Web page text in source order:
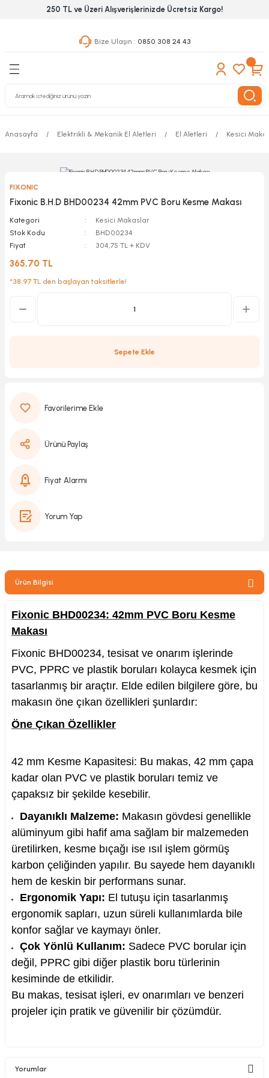
250 TL ve Üzeri Alışverişlerinizde Ücretsiz Kargo!
Bize Ulaşın : 0850 308 24 43
Geri Dön
Ucu
ve Lehim Teli
Geri Dön
& Nalburiye
Grubu
ve Bisiklet
Geri Dön
Anasayfa Elektrikli & Mekanik El Aletleri El Aletleri Kesici
FIXONIC
Fixonic B.H.D BHD00234 42mm PVC Boru Kesme Makası
Kategori
Kesici Makaslar
Stok Kodu
BHD00234
Fiyat
304,75 TL + KDV
365,70 TL
*38,97 TL den başlayan taksitlerle!
Sepete Ekle
Ürünü Paylaş
Fiyat Alarmı
Yorum Yap
Ürün Bilgisi
Fixonic BHD00234: 42mm PVC Boru Kesme
Makası
Fixonic BHD00234, tesisat ve onarım işlerinde
PVC, PPRC ve plastik boruları kolayca kesmek için
tasarlanmış bir araçtır. Elde edilen bilgilere göre, bu
makasın öne çıkan özellikleri şunlardır:
Öne Çıkan Özellikler
42 mm Kesme Kapasitesi: Bu makas, 42 mm çapa
kadar olan PVC ve plastik boruları temiz ve
çapaksız bir şekilde kesebilir.
Dayanıklı Malzeme: Makasın gövdesi genellikle
alüminyum gibi hafif ama sağlam bir malzemeden
üretilirken, kesme bıçağı ise ısıl işlem görmüş
karbon çeliğinden yapılır. Bu sayede hem dayanıklı
hem de keskin bir performans sunar.
Ergonomik Yapı: El tutuşu için tasarlanmış
ergonomik sapları, uzun süreli kullanımlarda bile
konfor sağlar ve kaymayı önler.
Çok Yönlü Kullanım: Sadece PVC borular için
değil, PPRC gibi diğer plastik boru türlerinin
kesiminde de etkilidir.
Bu makas, tesisat işleri, ev onarımları ve benzeri
projeler için pratik ve güvenilir bir çözümdür.
Yorumlar